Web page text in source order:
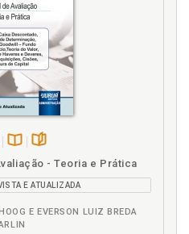
Disponível
B.V.
páginas
- Teoria e Prática
E ATUALIZADA
E EVERSON LUIZ BREDA